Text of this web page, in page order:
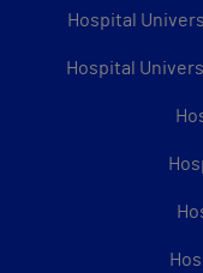
Hospital
Hospital